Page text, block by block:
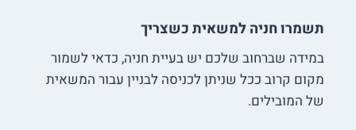
תשמרו חניה למשאית כשצריך
במידה שברחוב שלכם יש בעיית חניה, כדאי לשמור
מקום קרוב ככל שניתן לכניסה לבניין עבור המשאית
של המובילים.